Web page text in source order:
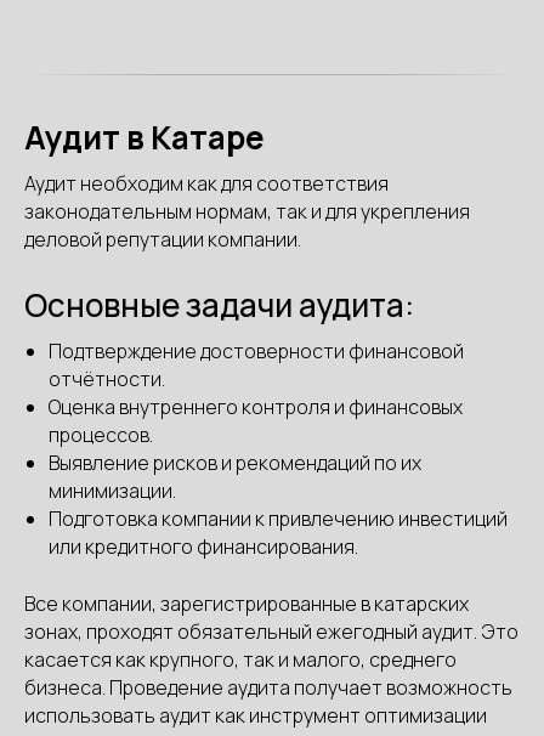
Аудит в Катаре
Аудит необходим как для соответствия
законодательным нормам, так и для укрепления
деловой репутации компании.
Основные задачи аудита:
Подтверждение достоверности финансовой
отчётности.
Оценка внутреннего контроля и финансовых
процессов.
Выявление рисков и рекомендаций по их
минимизации.
Подготовка компании к привлечению инвестиций
или кредитного финансирования.
Все компании, зарегистрированные в катарских
зонах, проходят обязательный ежегодный аудит. Это
касается как крупного, так и малого, среднего
бизнеса. Проведение аудита получает возможность
использовать аудит как инструмент оптимизации